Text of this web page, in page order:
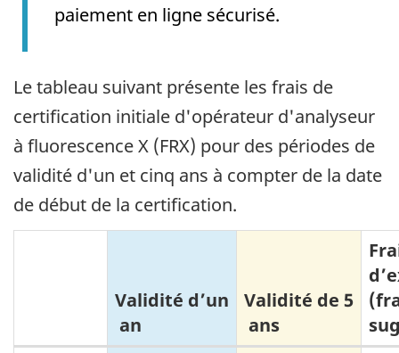
paiement en ligne sécurisé.
Le tableau suivant présente les frais de
certification initiale d'opérateur d'analyseur
à fluorescence X (FRX) pour des périodes de
validité d'un et cinq ans à compter de la date
de début de la certification.
Validité d’un
an
Validité de 5
ans